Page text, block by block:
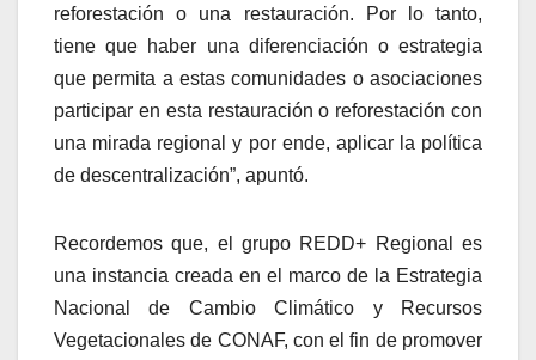
reforestación o una restauración. Por lo tanto,
tiene que haber una diferenciación o estrategia
que permita a estas comunidades o asociaciones
participar en esta restauración o reforestación con
una mirada regional y por ende, aplicar la política
de descentralización”, apuntó.
Recordemos que, el grupo REDD+ Regional es
una instancia creada en el marco de la Estrategia
Nacional de Cambio Climático y Recursos
Vegetacionales de CONAF, con el fin de promover